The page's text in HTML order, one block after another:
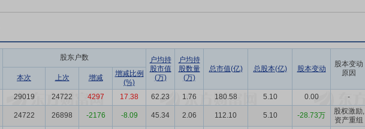
股东户数
户均持
股市值
(万)
户均持
股数量
(万)
总市值(亿) 总股本(亿) 股本变动
股本变动
原因
本次 上次 增减
增减比例
(%)
29019 24722 4297 17.38 62.23 1.76 180.58 5.10 0.00 -
24722 26898 -2176 -8.09 45.34 2.06 112.10 5.10 -28.73万
股权激励,
资产重组